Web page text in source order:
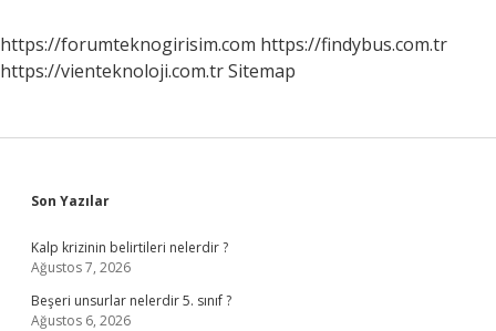
https://forumteknogirisim.com https://findybus.com.tr
https://vienteknoloji.com.trSitemap
Sidebar
Son Yazılar
Kalp krizinin belirtileri nelerdir ?
Ağustos 7, 2026
Beşeri unsurlar nelerdir 5. sınıf ?
Ağustos 6, 2026